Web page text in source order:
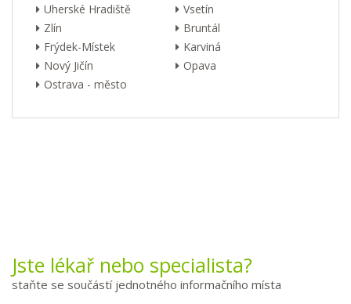
Uherské Hradiště
Vsetín
Zlín
Bruntál
Frýdek-Místek
Karviná
Nový Jičín
Opava
Ostrava - město
Jste lékař nebo specialista?
staňte se součástí jednotného informačního místa